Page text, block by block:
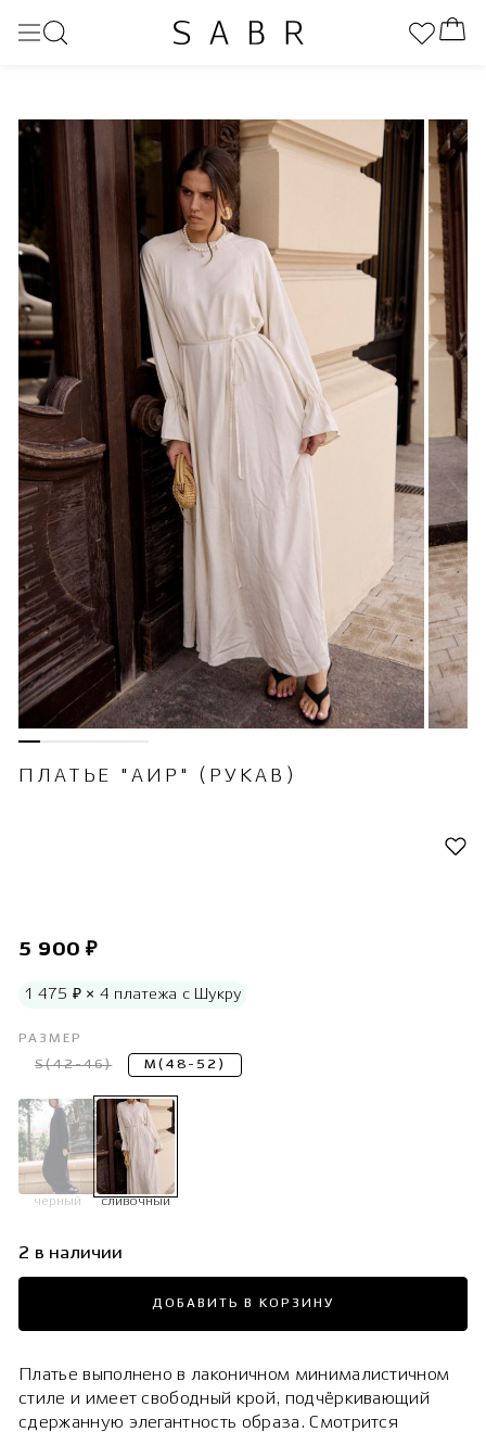
ПЛАТЬЕ "АИР" (РУКАВ)
5 900 ₽
1 475 ₽ × 4 платежа с Шукру
РАЗМЕР
S(42-46) M(48-52)
черный сливочный
2 в наличии
ДОБАВИТЬ В КОРЗИНУ
Платье выполнено в лаконичном минималистичном
стиле и имеет свободный крой, подчёркивающий
сдержанную элегантность образа. Смотрится